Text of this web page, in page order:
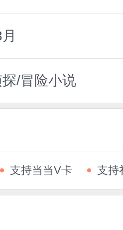
/冒险小说
支持当当V卡 支持